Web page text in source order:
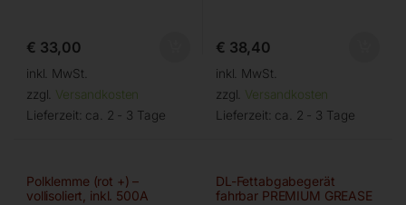
€ 33,00
inkl. MwSt.
zzgl. Versandkosten
Lieferzeit: ca. 2 - 3 Tage
€ 38,40
inkl. MwSt.
zzgl. Versandkosten
Lieferzeit: ca. 2 - 3 Tage
Polklemme (rot +) –
vollisoliert, inkl. 500A
DL-Fettabgabegerät
fahrbar PREMIUM GREASE